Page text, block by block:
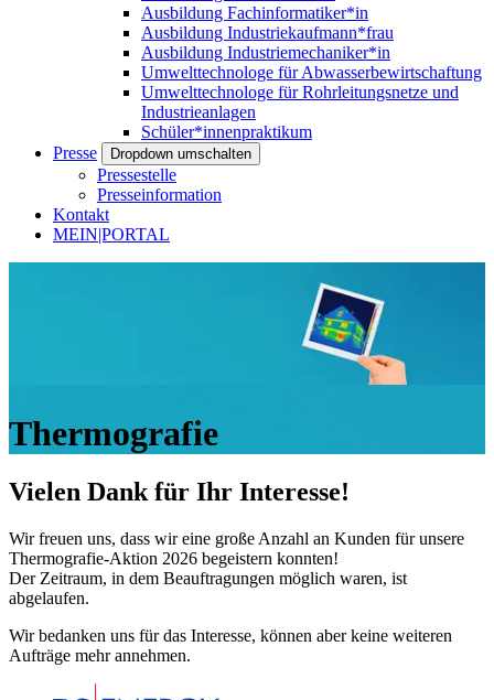
Ausbildung Fachinformatiker*in
Ausbildung Industriekaufmann*frau
Ausbildung Industriemechaniker*in
Umwelttechnologe für Abwasserbewirtschaftung
Umwelttechnologe für Rohrleitungsnetze und
Industrieanlagen
Schüler*innenpraktikum
Presse
Dropdown umschalten
Pressestelle
Presseinformation
Kontakt
MEIN|PORTAL
Thermografie
Vielen Dank für Ihr Interesse!
Wir freuen uns, dass wir eine große Anzahl an Kunden für unsere
Thermografie-Aktion 2026 begeistern konnten!
Der Zeitraum, in dem Beauftragungen möglich waren, ist
abgelaufen.
Wir bedanken uns für das Interesse, können aber keine weiteren
Aufträge mehr annehmen.